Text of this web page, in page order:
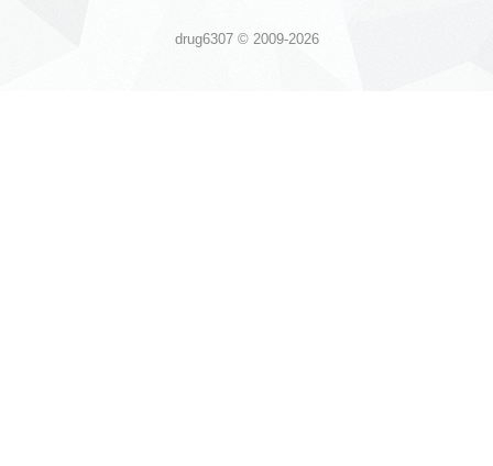
drug6307 © 2009-2026